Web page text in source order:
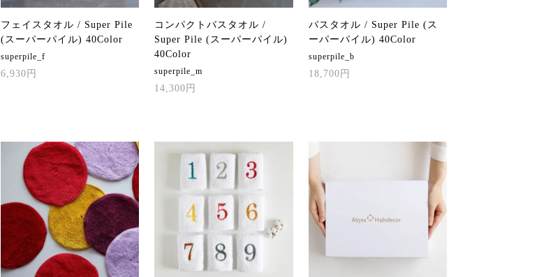
フェイスタオル / Super Pile
(スーパーパイル) 40Color
superpile_f
6,930円
コンパクトバスタオル /
Super Pile (スーパーパイル)
40Color
superpile_m
14,300円
バスタオル / Super Pile (ス
ーパーパイル) 40Color
superpile_b
18,700円